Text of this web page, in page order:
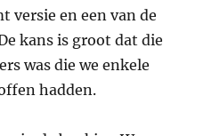
versie en een van de
kans is groot dat die
was die we enkele
hadden.